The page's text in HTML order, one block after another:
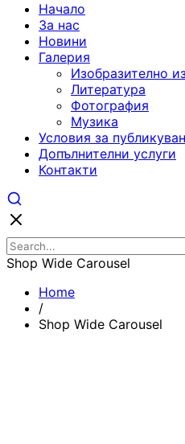
Начало
За нас
Новини
Галерия
Изобразително
Литература
Фотография
Музика
Условия за
Допълнителни услуги
Контакти
Shop Wide Carousel
Home
/
Shop Wide Carousel